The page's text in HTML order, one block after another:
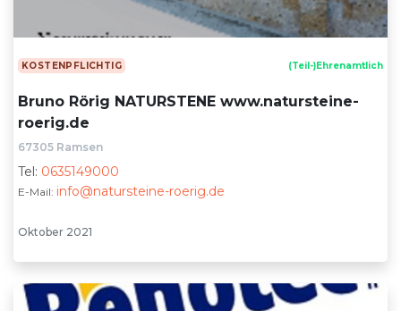
KOSTENPFLICHTIG (Teil-)Ehrenamtlich
Bruno Rörig NATURSTENE www.natursteine-
roerig.de
67305 Ramsen
Tel: 0635149000
E-Mail: info@natursteine-roerig.de
Oktober 2021